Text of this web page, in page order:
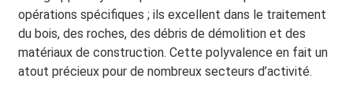
opérations spécifiques ; ils excellent dans le traitement
du bois, des roches, des débris de démolition et des
matériaux de construction. Cette polyvalence en fait un
atout précieux pour de nombreux secteurs d’activité.